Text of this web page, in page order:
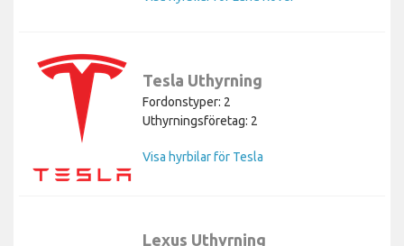
Tesla Uthyrning
Fordonstyper: 2
Uthyrningsföretag: 2
Visa hyrbilar för Tesla
Lexus Uthyrning